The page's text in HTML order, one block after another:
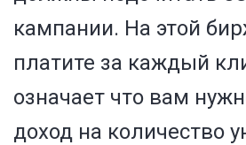
кампании. На этой
платите за каждый
означает что вам
доход на количество